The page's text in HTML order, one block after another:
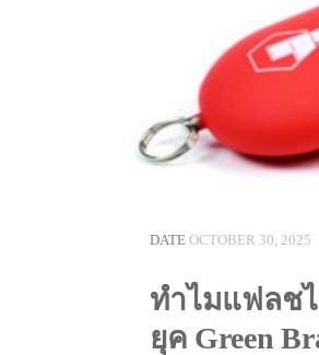
DATE OCTOBER 30, 2025
ทำไมแฟลช
ยุค Green